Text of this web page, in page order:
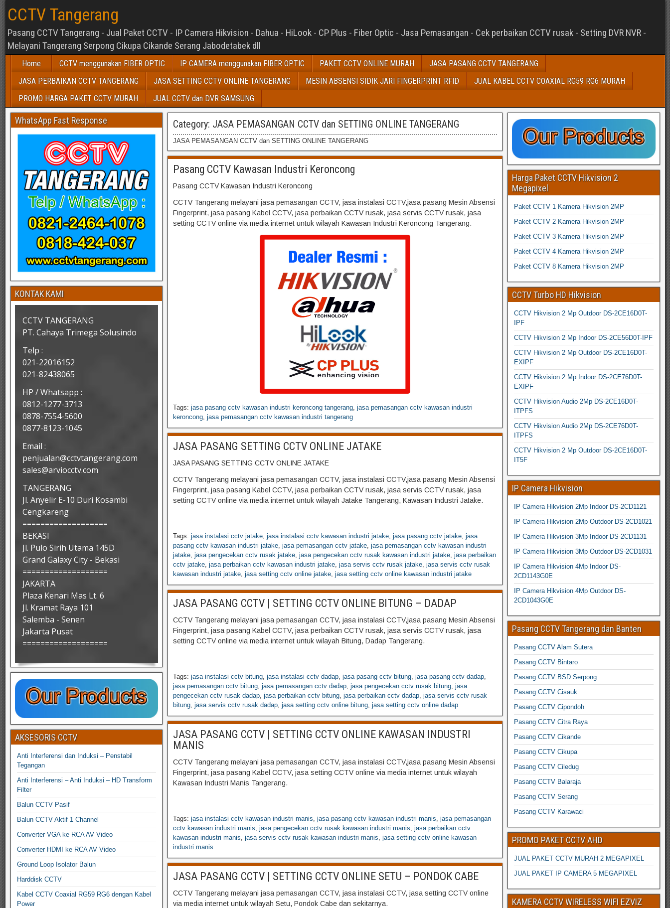
CCTV Tangerang
Pasang CCTV Tangerang - Jual Paket CCTV - IP Camera Hikvision - Dahua - HiLook - CP Plus - Fiber Optic - Jasa Pemasangan - Cek perbaikan CCTV rusak - Setting DVR NVR -
Melayani Tangerang Serpong Cikupa Cikande Serang Jabodetabek dll
Home CCTV menggunakan FIBER OPTIC IP CAMERA menggunakan FIBER OPTIC PAKET CCTV ONLINE MURAH
JASA PASANG CCTV TANGERANG
JASA PERBAIKAN CCTV TANGERANG
JASA SETTING CCTV ONLINE TANGERANG MESIN ABSENSI SIDIK JARI FINGERPRINT RFID
JUAL KABEL CCTV COAXIAL RG59 RG6 MURAH
PROMO HARGA PAKET CCTV MURAH
JUAL CCTV dan DVR SAMSUNG
Category: JASA PEMASANGAN CCTV dan SETTING ONLINE TANGERANG
JASA PEMASANGAN CCTV dan SETTING ONLINE TANGERANG
Pasang CCTV Kawasan Industri Keroncong
Pasang CCTV Kawasan Industri Keroncong
CCTV Tangerang melayani jasa pemasangan CCTV, jasa instalasi CCTV,jasa pasang Mesin Absensi
Fingerprint, jasa pasang Kabel CCTV, jasa perbaikan CCTV rusak, jasa servis CCTV rusak, jasa
setting CCTV online via media internet untuk wilayah Kawasan Industri Keroncong Tangerang.
Tags: jasa pasang cctv kawasan industri keroncong tangerang, jasa pemasangan cctv kawasan industri
keroncong, jasa pemasangan cctv kawasan industri tangerang
JASA PASANG SETTING CCTV ONLINE JATAKE
JASA PASANG SETTING CCTV ONLINE JATAKE
CCTV Tangerang melayani jasa pemasangan CCTV, jasa instalasi CCTV,jasa pasang Mesin Absensi
Fingerprint, jasa pasang Kabel CCTV, jasa perbaikan CCTV rusak, jasa servis CCTV rusak, jasa
setting CCTV online via media internet untuk wilayah Jatake Tangerang, Kawasan Industri Jatake.
Tags: jasa instalasi cctv jatake, jasa instalasi cctv kawasan industri jatake, jasa pasang cctv jatake, jasa
pasang cctv kawasan industri jatake, jasa pemasangan cctv jatake, jasa pemasangan cctv kawasan industri
jatake, jasa pengecekan cctv rusak jatake, jasa pengecekan cctv rusak kawasan industri jatake, jasa perbaikan
cctv jatake, jasa perbaikan cctv kawasan industri jatake, jasa servis cctv rusak jatake, jasa servis cctv rusak
kawasan industri jatake, jasa setting cctv online jatake, jasa setting cctv online kawasan industri jatake
JASA PASANG CCTV | SETTING CCTV ONLINE BITUNG – DADAP
CCTV Tangerang melayani jasa pemasangan CCTV, jasa instalasi CCTV,jasa pasang Mesin Absensi
Fingerprint, jasa pasang Kabel CCTV, jasa perbaikan CCTV rusak, jasa servis CCTV rusak, jasa
setting CCTV online via media internet untuk wilayah Bitung, Dadap Tangerang.
Tags: jasa instalasi cctv bitung, jasa instalasi cctv dadap, jasa pasang cctv bitung, jasa pasang cctv dadap,
jasa pemasangan cctv bitung, jasa pemasangan cctv dadap, jasa pengecekan cctv rusak bitung, jasa
pengecekan cctv rusak dadap, jasa perbaikan cctv bitung, jasa perbaikan cctv dadap, jasa servis cctv rusak
bitung, jasa servis cctv rusak dadap, jasa setting cctv online bitung, jasa setting cctv online dadap
JASA PASANG CCTV | SETTING CCTV ONLINE KAWASAN INDUSTRI
MANIS
CCTV Tangerang melayani jasa pemasangan CCTV, jasa instalasi CCTV,jasa pasang Mesin Absensi
Fingerprint, jasa pasang Kabel CCTV, jasa setting CCTV online via media internet untuk wilayah
Kawasan Industri Manis Tangerang.
Tags: jasa instalasi cctv kawasan industri manis, jasa pasang cctv kawasan industri manis, jasa pemasangan
cctv kawasan industri manis, jasa pengecekan cctv rusak kawasan industri manis, jasa perbaikan cctv
kawasan industri manis, jasa servis cctv rusak kawasan industri manis, jasa setting cctv online kawasan
industri manis
JASA PASANG CCTV | SETTING CCTV ONLINE SETU – PONDOK CABE
CCTV Tangerang melayani jasa pemasangan CCTV, jasa instalasi CCTV, jasa setting CCTV online
via media internet untuk wilayah Setu, Pondok Cabe dan sekitarnya.
WhatsApp Fast Response
KONTAK KAMI
CCTV TANGERANG
PT. Cahaya Trimega Solusindo
Telp :
021-22016152
021-82438065
HP / Whatsapp :
0812-1277-3713
0878-7554-5600
0877-8123-1045
Email :
penjualan@cctvtangerang.com
sales@arviocctv.com
TANGERANG
Jl. Anyelir E-10 Duri Kosambi
Cengkareng
===================
BEKASI
Jl. Pulo Sirih Utama 145D
Grand Galaxy City - Bekasi
===================
JAKARTA
Plaza Kenari Mas Lt. 6
Jl. Kramat Raya 101
Salemba - Senen
Jakarta Pusat
===================
AKSESORIS CCTV
Anti Interferensi dan Induksi – Penstabil
Tegangan
Anti Interferensi – Anti Induksi – HD Transform
Filter
Balun CCTV Pasif
Balun CCTV Aktif 1 Channel
Converter VGA ke RCA AV Video
Converter HDMI ke RCA AV Video
Ground Loop Isolator Balun
Harddisk CCTV
Kabel CCTV Coaxial RG59 RG6 dengan Kabel
Power
Harga Paket CCTV Hikvision 2
Megapixel
Paket CCTV 1 Kamera Hikvision 2MP
Paket CCTV 2 Kamera Hikvision 2MP
Paket CCTV 3 Kamera Hikvision 2MP
Paket CCTV 4 Kamera Hikvision 2MP
Paket CCTV 8 Kamera Hikvision 2MP
CCTV Turbo HD Hikvision
CCTV Hikvision 2 Mp Outdoor DS-2CE16D0T-
IPF
CCTV Hikvision 2 Mp Indoor DS-2CE56D0T-IPF
CCTV Hikvision 2 Mp Outdoor DS-2CE16D0T-
EXIPF
CCTV Hikvision 2 Mp Indoor DS-2CE76D0T-
EXIPF
CCTV Hikvision Audio 2Mp DS-2CE16D0T-
ITPFS
CCTV Hikvision Audio 2Mp DS-2CE76D0T-
ITPFS
CCTV Hikvision 2 Mp Outdoor DS-2CE16D0T-
IT5F
IP Camera Hikvision
IP Camera Hikvision 2Mp Indoor DS-2CD1121
IP Camera Hikvision 2Mp Outdoor DS-2CD1021
IP Camera Hikvision 3Mp Indoor DS-2CD1131
IP Camera Hikvision 3Mp Outdoor DS-2CD1031
IP Camera Hikvision 4Mp Indoor DS-
2CD1143G0E
IP Camera Hikvision 4Mp Outdoor DS-
2CD1043G0E
Pasang CCTV Tangerang dan Banten
Pasang CCTV Alam Sutera
Pasang CCTV Bintaro
Pasang CCTV BSD Serpong
Pasang CCTV Cisauk
Pasang CCTV Cipondoh
Pasang CCTV Citra Raya
Pasang CCTV Cikande
Pasang CCTV Cikupa
Pasang CCTV Ciledug
Pasang CCTV Balaraja
Pasang CCTV Serang
Pasang CCTV Karawaci
PROMO PAKET CCTV AHD
JUAL PAKET CCTV MURAH 2 MEGAPIXEL
JUAL PAKET IP CAMERA 5 MEGAPIXEL
KAMERA CCTV WIRELESS WIFI EZVIZ